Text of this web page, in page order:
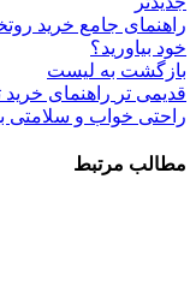
راهنمای جامع خرید
خود بیاورید؟
بازگشت به لیست
قدیمی تر راهنمای
راحتی خواب و سلامتی
مطالب مرتبط